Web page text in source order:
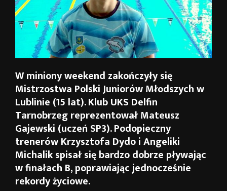
W miniony weekend zakończyły się
Mistrzostwa Polski Juniorów Młodszych w
Lublinie (15 lat). Klub UKS Delfin
Tarnobrzeg reprezentował Mateusz
Gajewski (uczeń SP3). Podopieczny
trenerów Krzysztofa Dydo i Angeliki
Michalik spisał się bardzo dobrze pływając
w finałach B, poprawiając jednocześnie
rekordy życiowe.